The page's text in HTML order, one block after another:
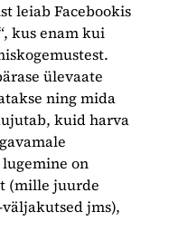
leiab Facebookis
kus enam kui
ülevaate
ning mida
kuid harva
on
(mille juurde
jms),